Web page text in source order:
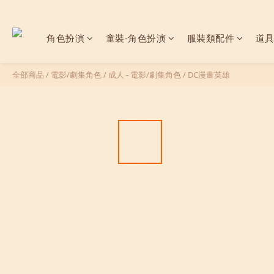
角色扮演 童裝-角色扮演 服裝類配件 道
全部商品 / 電影/劇集角色/ 成人 - 電影/劇集角色/ DC漫畫英雄